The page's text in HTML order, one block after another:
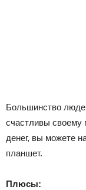
Большинство
счастливы своему
денег, вы можете
планшет.
Плюсы: